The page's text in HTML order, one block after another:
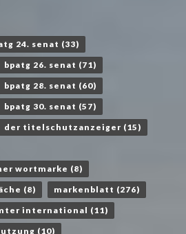
24. senat (33)
bpatg 26. senat (71)
bpatg 28. senat (60)
bpatg 30. senat (57)
der titelschutzanzeiger (15)
wortmarke (8)
(8) markenblatt (276)
international (11)
(10)